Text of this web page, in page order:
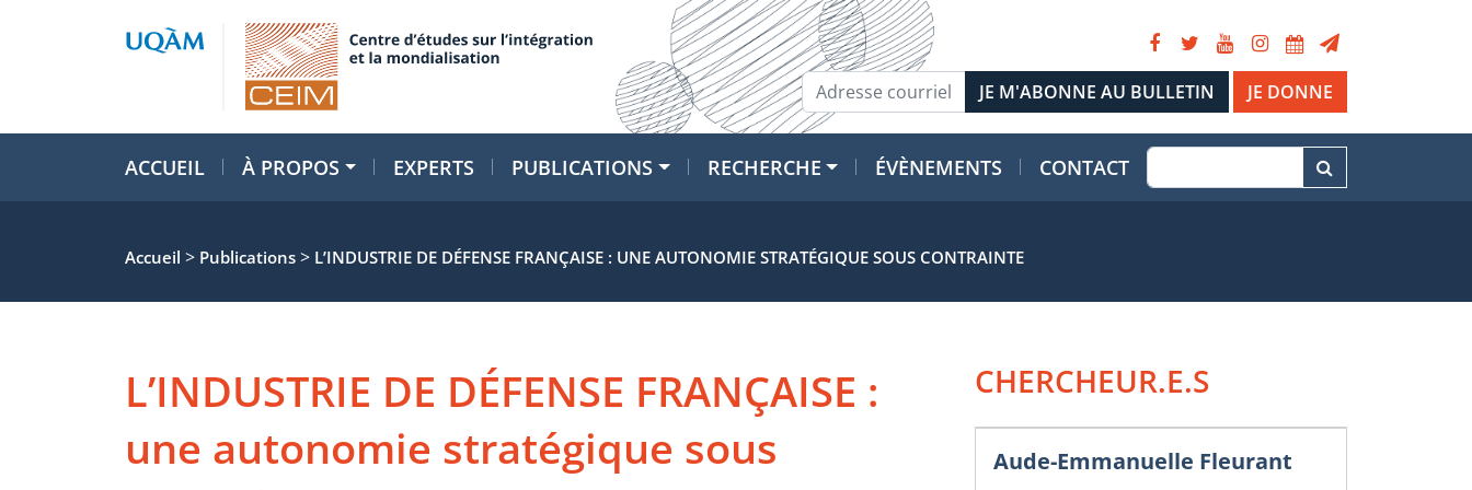
JE DONNE
ACCUEIL À PROPOS EXPERTS PUBLICATIONS RECHERCHE ÉVÈNEMENTS CONTACT
Accueil > Publications > L’INDUSTRIE DE DÉFENSE FRANÇAISE : UNE AUTONOMIE STRATÉGIQUE SOUS CONTRAINTE
L’INDUSTRIE DE DÉFENSE FRANÇAISE :
une autonomie stratégique sous
CHERCHEUR.E.S
Aude-Emmanuelle Fleurant